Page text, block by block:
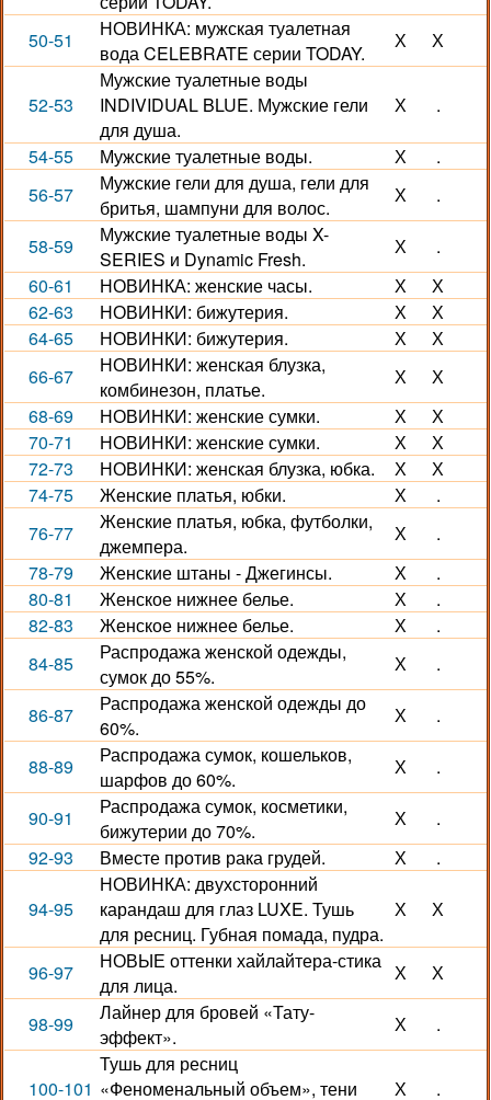
50-51
НОВИНКА: мужская туалетная
вода CELEBRATE серии TODAY.
Х Х
52-53
Мужские туалетные воды
INDIVIDUAL BLUE. Мужские гели
для душа.
Х .
54-55 Мужские туалетные воды. Х
.
56-57
Мужские гели для душа, гели для
бритья, шампуни для волос.
Х .
58-59
Мужские туалетные воды X-
SERIES и Dynamic Fresh.
Х
.
60-61
НОВИНКА: женские часы. Х
Х
62-63
НОВИНКИ: бижутерия. Х
Х
64-65
НОВИНКИ: бижутерия. Х
Х
66-67
НОВИНКИ: женская блузка,
комбинезон, платье.
Х
Х
68-69
НОВИНКИ: женские сумки. Х
Х
70-71
НОВИНКИ: женские сумки. Х
Х
72-73
НОВИНКИ: женская блузка, юбка. Х
Х
74-75
Женские платья, юбки. Х
.
76-77
Женские платья, юбка, футболки,
джемпера.
Х
.
78-79
Женские штаны - Джегинсы. Х
.
80-81
Женское нижнее белье. Х
.
82-83
Женское нижнее белье. Х
.
84-85
Распродажа женской одежды,
сумок до 55%.
Х .
86-87
Распродажа женской одежды до
60%.
Х .
88-89
Распродажа сумок, кошельков,
шарфов до 60%.
Х .
90-91
Распродажа сумок, косметики,
бижутерии до 70%.
Х
.
92-93
Вместе против рака грудей. Х .
94-95
НОВИНКА: двухсторонний
карандаш для глаз LUXE. Тушь
для ресниц. Губная помада, пудра.
Х Х
96-97
НОВЫЕ оттенки хайлайтера-стика
для лица.
Х Х
98-99
Лайнер для бровей «Тату-
эффект».
Х .
100-101
Тушь для ресниц
«Феноменальный объем», тени
Х .